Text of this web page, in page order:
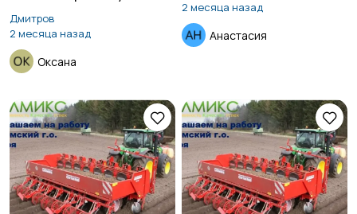
испытательный срок
Дмитров
2 месяца назад
Оксана
2 месяца назад
Анастасия